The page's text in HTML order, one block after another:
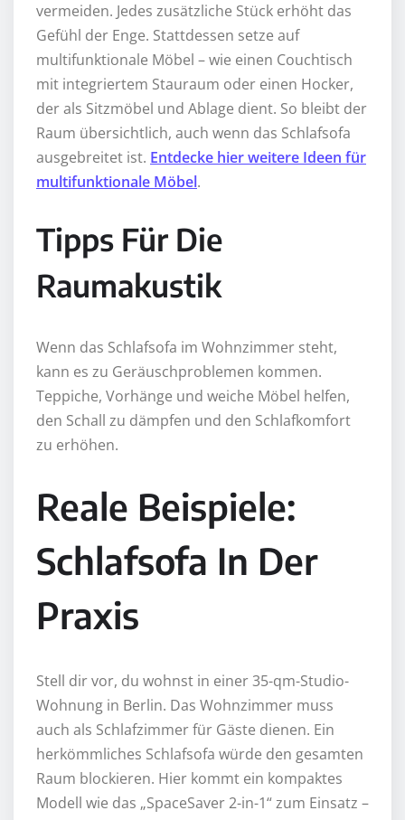
vermeiden. Jedes zusätzliche Stück erhöht das
Gefühl der Enge. Stattdessen setze auf
multifunktionale Möbel – wie einen Couchtisch
mit integriertem Stauraum oder einen Hocker,
der als Sitzmöbel und Ablage dient. So bleibt der
Raum übersichtlich, auch wenn das Schlafsofa
ausgebreitet ist. Entdecke hier weitere Ideen für
multifunktionale Möbel.
Tipps Für Die
Raumakustik
Wenn das Schlafsofa im Wohnzimmer steht,
kann es zu Geräuschproblemen kommen.
Teppiche, Vorhänge und weiche Möbel helfen,
den Schall zu dämpfen und den Schlafkomfort
zu erhöhen.
Reale Beispiele:
Schlafsofa In Der
Praxis
Stell dir vor, du wohnst in einer 35-qm-Studio-
Wohnung in Berlin. Das Wohnzimmer muss
auch als Schlafzimmer für Gäste dienen. Ein
herkömmliches Schlafsofa würde den gesamten
Raum blockieren. Hier kommt ein kompaktes
Modell wie das „SpaceSaver 2-in-1“ zum Einsatz –